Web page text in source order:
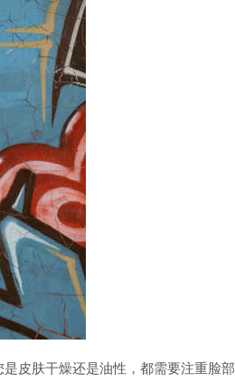
皮肤干燥还是油性，都需要注重脸部